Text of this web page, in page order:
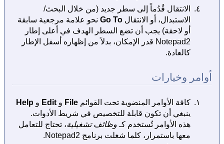
الانتقال قُدُماً إلى سطر جديد (من خلال البحث/
الاستبدال، أو الانتقال Go Toنحو علامة مرجعية سابقة
أو لاحقة) يجب أن تضع السطر الهدف في أعلى إطار
Notepad2 قدر الإمكان، بدلاً من إظهاره أسفل الإطار
كالعادة.
أوامر وخيارات
كافة الأوامر المنضوية تحت القوائم File و Edit و Help
ينبغي أن تكون قابلة للتخصيص في شريط الأدوات.
هذه الأوامر تُستخدم كـ وظائف تشغيلية، تحتاج للتعامل
معها باستمرار، كلما شغلت برنامج Notepad2.